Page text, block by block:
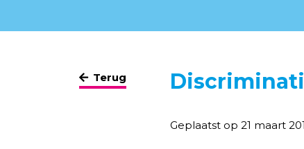
Terug
Geplaatst op 21 maart